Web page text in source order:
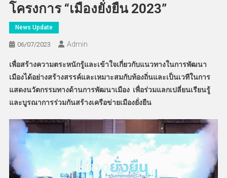
โครงการ “เมืองยั่งยืน 2023”
News Update
06/07/2023 Admin
เพื่อสร้างความตระหนักรู้และเข้าใจเกี่ยวกับแนวทางในการพัฒนา
เมืองได้อย่างสร้างสรรค์และเหมาะสมกับท้องถิ่นและเป็นเวทีในการ
แสดงนวัตกรรมทางด้านการพัฒนาเมือง เพื่อร่วมแลกเปลี่ยนเรียนรู้
และบูรณาการร่วมกันสร้างเครือข่ายเมืองยั่งยืน